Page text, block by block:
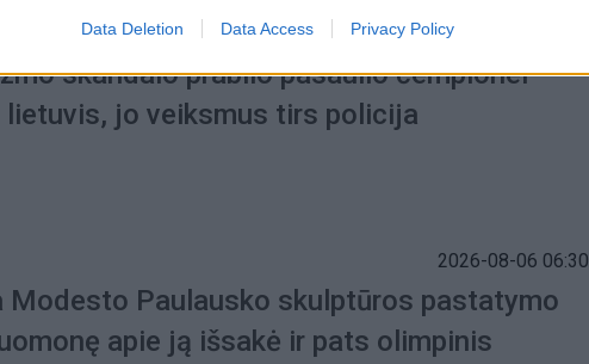
Data Deletion Data Access Privacy Policy2026-08-06 09:53
skandalo prabilo pasaulio čempionei
lietuvis, jo veiksmus tirs policija
2026-08-06 06:30
Modesto Paulausko skulptūros pastatymo
apie ją išsakė ir pats olimpinis